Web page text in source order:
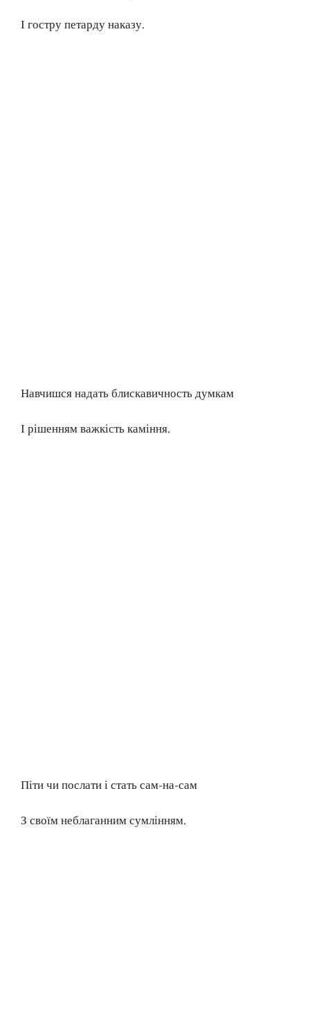
І гостру петарду наказу.
Навчишся надать блискавичность думкам
І рішенням важкість каміння.
Піти чи послати і стать сам-на-сам
З своїм неблаганним сумлінням.